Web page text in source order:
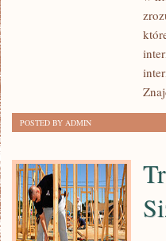
UŻYTKOWNIKA
POSTED BY ADMIN